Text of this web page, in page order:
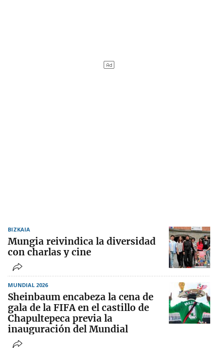
BIZKAIA
Mungia reivindica la diversidad
con charlas y cine
MUNDIAL 2026
Sheinbaum encabeza la cena de
gala de la FIFA en el castillo de
Chapultepeca previa la
inauguración del Mundial